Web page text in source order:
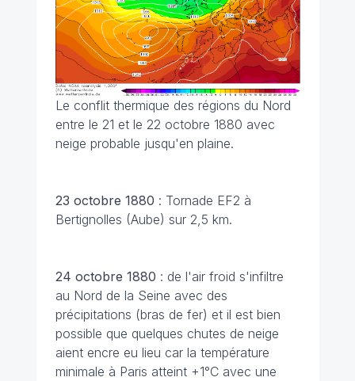
Le conflit thermique des régions du Nord
entre le 21 et le 22 octobre 1880 avec
neige probable jusqu'en plaine.
23 octobre 1880 : Tornade EF2 à
Bertignolles (Aube) sur 2,5 km.
24 octobre 1880 : de l'air froid s'infiltre
au Nord de la Seine avec des
précipitations (bras de fer) et il est bien
possible que quelques chutes de neige
aient encre eu lieu car la température
minimale à Paris atteint +1°C avec une